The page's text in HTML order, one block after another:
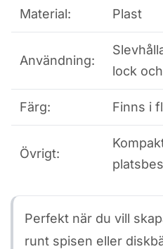
Material: Plast
Användning:
lock
Färg: Finns i
Övrigt:
Perfekt när du vill
runt spisen eller